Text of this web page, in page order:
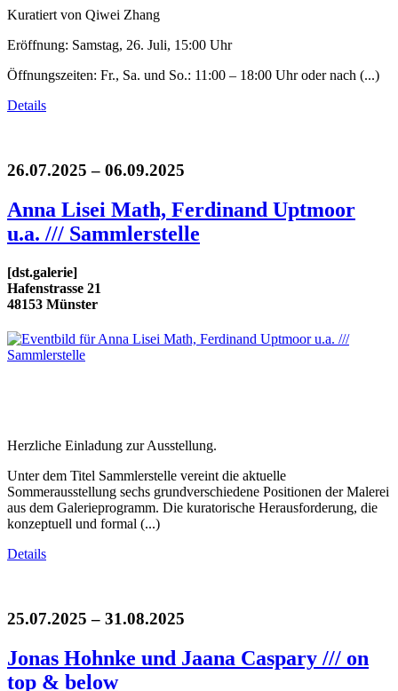
Kuratiert von Qiwei Zhang
Eröffnung: Samstag, 26. Juli, 15:00 Uhr
Öffnungszeiten: Fr., Sa. und So.: 11:00 – 18:00 Uhr oder nach (...)
Details
26.07.2025 – 06.09.2025
Anna Lisei Math, Ferdinand Uptmoor
u.a. /// Sammlerstelle
[dst.galerie]
Hafenstrasse 21
48153 Münster
Herzliche Einladung zur Ausstellung.
Unter dem Titel Sammlerstelle vereint die aktuelle
Sommerausstellung sechs grundverschiedene Positionen der Malerei
aus dem Galerieprogramm. Die kuratorische Herausforderung, die
konzeptuell und formal (...)
Details
25.07.2025 – 31.08.2025
Jonas Hohnke und Jaana Caspary /// on
top & below